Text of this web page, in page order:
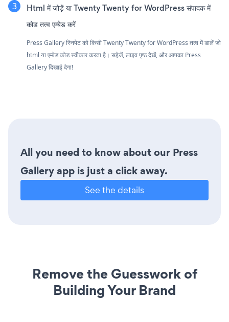
Html में जोड़ें या Twenty Twenty for WordPress संपादक में
कोड तत्व एम्बेड करें
Press Gallery स्निपेट को किसी Twenty Twenty for WordPress तत्व में डालें जो
html या एम्बेड कोड स्वीकार करता है। सहेजें, लाइव पृष्ठ देखें, और आपका Press
Gallery दिखाई देगा!
All you need to know about our Press
Gallery app is just a click away.
See the details
Remove the Guesswork of
Building Your Brand